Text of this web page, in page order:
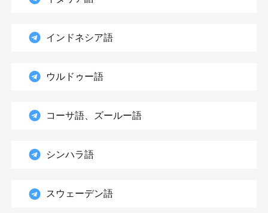
インドネシア語
ウルドゥー語
コーサ語、ズールー語
シンハラ語
スウェーデン語